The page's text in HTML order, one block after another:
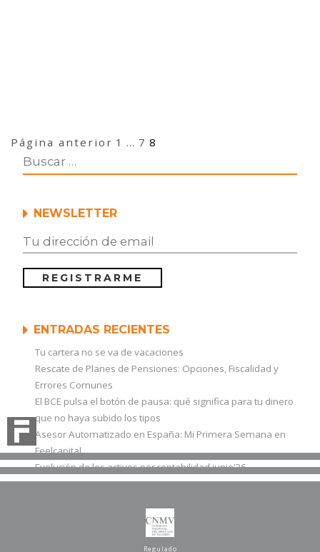
Navegación
de
entradas
Página anterior Página
1 … Página
7 Página
8
NEWSLETTER
ENTRADAS RECIENTES
Tu cartera no se va de vacaciones
Rescate de Planes de Pensiones: Opciones, Fiscalidad y
Errores Comunes
El BCE pulsa el botón de pausa: qué significa para tu dinero
que no haya subido los tipos
Asesor Automatizado en España: Mi Primera Semana en
Feelcapital
Evolución de los activos por rentabilidad junio’26
Regulado